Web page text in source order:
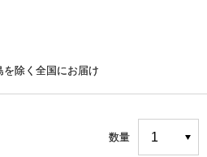
を除く全国にお届け
数量